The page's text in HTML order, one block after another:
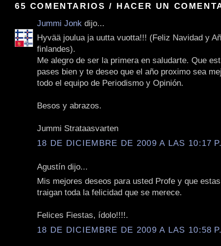
65 COMENTARIOS / HACER UN
Jummi Jonk dijo...
Hyvää joulua ja uutta vuotta!!! (Feliz Navidad y
finlandes).
Me alegro de ser la primera en saludarte. Que
pases bien y te deseo que el año proximo sea
todo el equipo de Periodismo y Opinión.
Besos y abrazos.
Jummi Strataasvarten
18 DE DICIEMBRE DE 2009 A LAS 10:17
Agustín dijo...
Mis mejores deseos para usted Profe y que
traigan toda la felicidad que se merece.
Felices Fiestas, ídolo!!!!.
18 DE DICIEMBRE DE 2009 A LAS 10:58